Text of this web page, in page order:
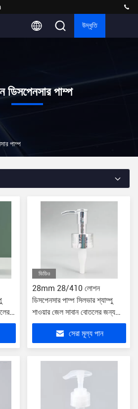
উদ্ধৃতি
ডিসপেনসার পাম্প
পাম্প
ভিডিও
28mm 28/410 লোশন
ডিসপেনসার পাম্প সিলভার শ্যাম্পু
শাওয়ার জেল সাবান বোতলের জন্য
ধোয়া
সেরা মূল্য পান